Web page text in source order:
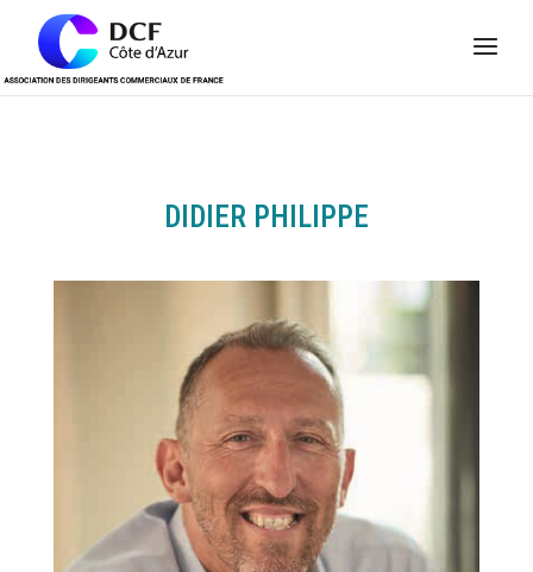
DIDIER PHILIPPE
Panneau de gestion des cookies